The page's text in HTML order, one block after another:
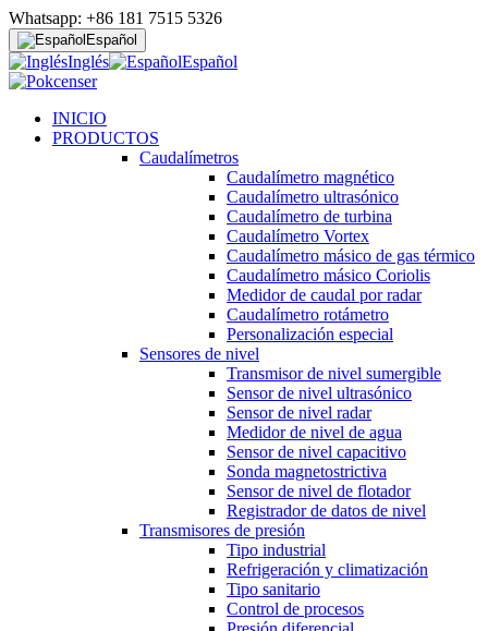
Whatsapp: +86 181 7515 5326
Español
Inglés Español
INICIO
PRODUCTOS
Caudalímetros
Caudalímetro magnético
Caudalímetro ultrasónico
Caudalímetro de turbina
Caudalímetro Vortex
Caudalímetro másico de gas térmico
Caudalímetro másico Coriolis
Medidor de caudal por radar
Caudalímetro rotámetro
Personalización especial
Sensores de nivel
Transmisor de nivel sumergible
Sensor de nivel ultrasónico
Sensor de nivel radar
Medidor de nivel de agua
Sensor de nivel capacitivo
Sonda magnetostrictiva
Sensor de nivel de flotador
Registrador de datos de nivel
Transmisores de presión
Tipo industrial
Refrigeración y climatización
Tipo sanitario
Control de procesos